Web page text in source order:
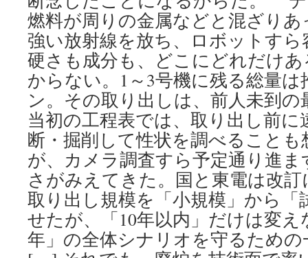
燃料が周りの金属などと混ざり
強い放射線を放ち、ロボットす
硬さも成分も、どこにどれだけ
からない。1～3号機に残る総量は
ン。その取り出しは、前人未到
当初の工程表では、取り出し前
断・掘削して性状を調べること
が、カメラ調査すら予定通り進
さがみえてきた。国と東電は改
取り出し規模を「小規模」から「
せたが、「10年以内」だけは変え
年」の全体シナリオを守るため